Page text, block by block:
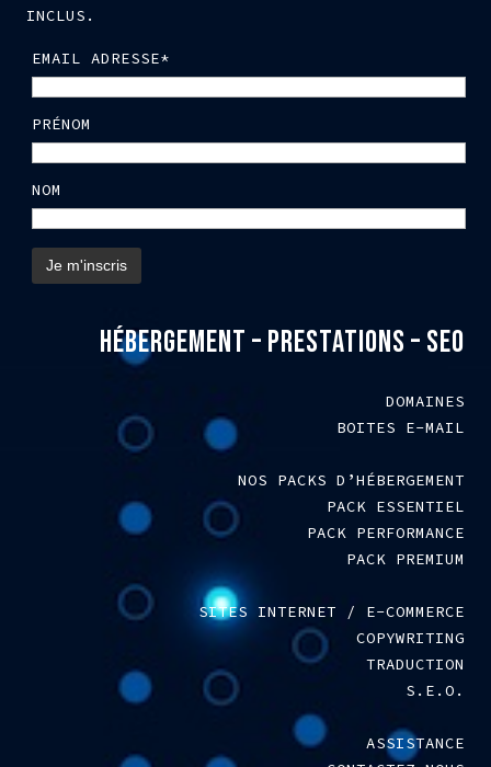
INCLUS.
EMAIL ADRESSE*
PRÉNOM
NOM
HÉBERGEMENT – PRESTATIONS – SEO
DOMAINES
BOITES E-MAIL
NOS PACKS D’HÉBERGEMENT
PACK ESSENTIEL
PACK PERFORMANCE
PACK PREMIUM
SITES INTERNET / E-COMMERCE
COPYWRITING
TRADUCTION
S.E.O.
ASSISTANCE